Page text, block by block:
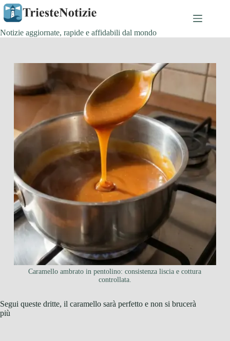
Salta
contenuto
Notizie aggiornate, rapide e affidabili dal mondo
Caramello ambrato in pentolino: consistenza liscia e cottura
controllata.
Segui queste dritte, il caramello sarà perfetto e non si brucerà
più